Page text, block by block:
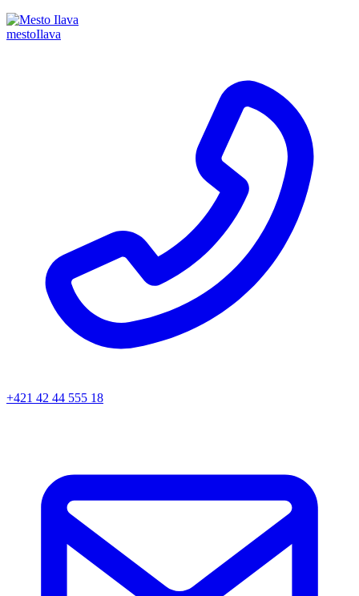
mestoIlava
+421 42 44 555 18